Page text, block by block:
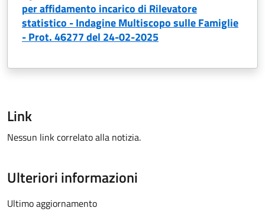
per affidamento incarico di Rilevatore
statistico - Indagine Multiscopo sulle Famiglie
- Prot. 46277 del 24-02-2025
Link
Nessun link correlato alla notizia.
Ulteriori informazioni
Ultimo aggiornamento